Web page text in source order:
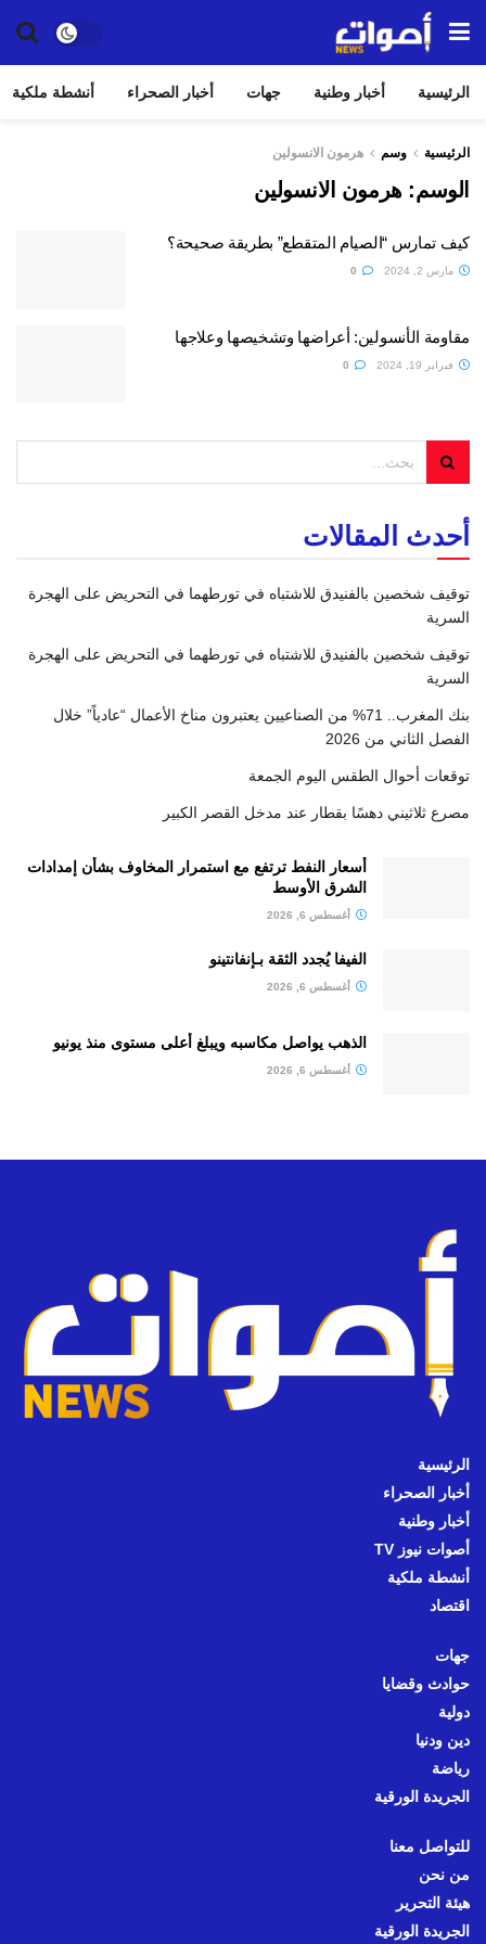
الرئيسية أخبار وطنية جهات أخبار الصحراء أنشطة ملكية
الرئيسية وسم هرمون الانسولين
الوسم:هرمون الانسولين
كيف تمارس “الصيام المتقطع” بطريقة صحيحة؟
مارس 2, 2024
مقاومة الأنسولين: أعراضها وتشخيصها وعلاجها
فبراير 19, 2024
أحدث المقالات
توقيف شخصين بالفنيدق للاشتباه في تورطهما في التحريض على الهجرة
السرية
توقيف شخصين بالفنيدق للاشتباه في تورطهما في التحريض على الهجرة
السرية
بنك المغرب.. 71% من الصناعيين يعتبرون مناخ الأعمال “عادياً” خلال
الفصل الثاني من 2026
توقعات أحوال الطقس اليوم الجمعة
مصرع ثلاثيني دهسًا بقطار عند مدخل القصر الكبير
أسعار النفط ترتفع مع استمرار المخاوف بشأن إمدادات
الشرق الأوسط
أغسطس 6, 2026
الفيفا يُجدد الثقة بـإنفانتينو
أغسطس 6, 2026
الذهب يواصل مكاسبه ويبلغ أعلى مستوى منذ يونيو
أغسطس 6, 2026
الرئيسية
أخبار الصحراء
أخبار وطنية
أصوات نيوز TV
أنشطة ملكية
اقتصاد
جهات
حوادث وقضايا
دولية
دين ودنيا
رياضة
الجريدة الورقية
للتواصل معنا
من نحن
هيئة التحرير
الجريدة الورقية